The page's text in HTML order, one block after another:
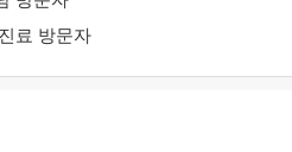
료 방문자